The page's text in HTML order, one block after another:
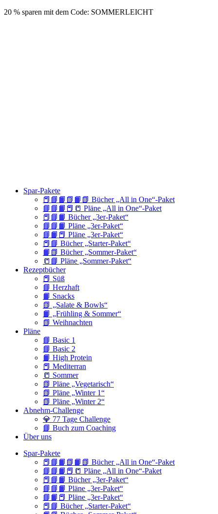
20 % sparen mit dem Code: SOMMERLEICHT
Spar-Pakete
📕📘📙📗📙📗 Bücher „All in One“-Paket
📘📘📙📕📒 Pläne „All in One“-Paket
📕📘📙 Bücher „3er-Paket“
📘📘📙 Pläne „3er-Paket“
📘📙📕 Pläne „3er-Paket“
📕📘 Bücher „Starter-Paket“
📙📗 Bücher „Sommer-Paket“
📒📘 Pläne „Sommer-Paket“
Rezeptbücher
📕 Süß
📘 Herzhaft
📙 Snacks
📗 „Salate & Bowls“
📙 „Frühling & Sommer“
📗 Weihnachten
Pläne
📘 Basic 1
📘 Basic 2
📙 High Protein
📕 Mediterran
📒 Sommer
📗 Pläne „Vegetarisch“
📗 Pläne „Winter 1“
📗 Pläne „Winter 2“
Abnehm-Challenge
💎 77 Tage Challenge
📘 Buch zum Coaching
Über uns
Spar-Pakete
📕📘📙📗📙📗 Bücher „All in One“-Paket
📘📘📙📕📒 Pläne „All in One“-Paket
📕📘📙 Bücher „3er-Paket“
📘📘📙 Pläne „3er-Paket“
📘📙📕 Pläne „3er-Paket“
📕📘 Bücher „Starter-Paket“